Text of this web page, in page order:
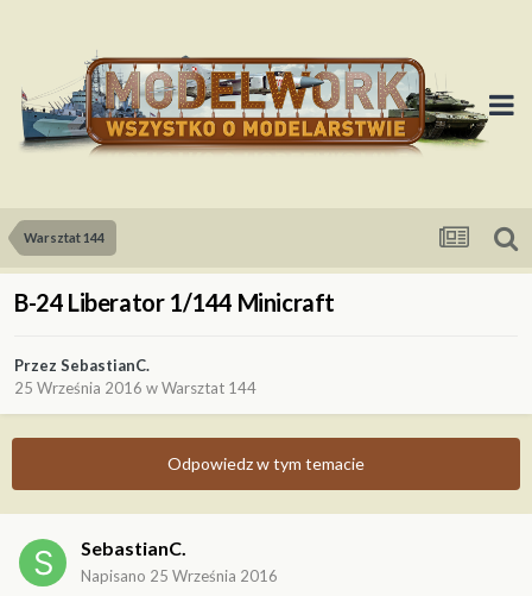
Warsztat 144
B-24 Liberator 1/144 Minicraft
Przez SebastianC.
25 Września 2016 wWarsztat 144
Odpowiedz w tym temacie
SebastianC.
Napisano 25 Września 2016